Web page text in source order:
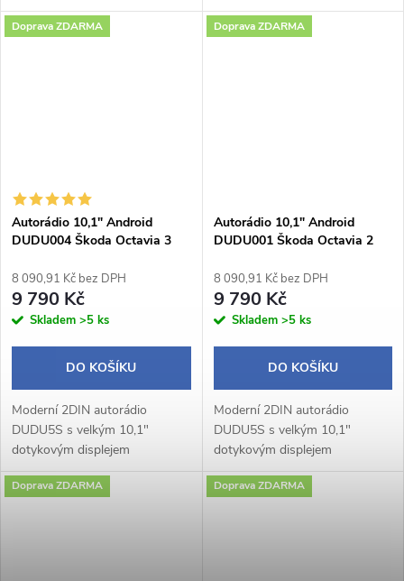
moderní výbavu včetně
bezdrátového Apple CarPlay a
moderní výbavu včetně
bezdrátového Apple CarPlay a
Doprava ZDARMA
Autorádio 10,1" Android
DUDU004 Škoda Octavia 3
8 090,91 Kč bez DPH
9 790 Kč
Skladem >5 ks
DO KOŠÍKU
Moderní 2DIN autorádio
DUDU5S s velkým 10,1"
dotykovým displejem
1280×720 px a praktickým
otočným potenciometrem
Doprava ZDARMA
Autorádio 10,1" Android
DUDU001 Škoda Octavia 2
8 090,91 Kč bez DPH
9 790 Kč
Skladem >5 ks
DO KOŠÍKU
Moderní 2DIN autorádio
DUDU5S s velkým 10,1"
dotykovým displejem
1280×720 px a praktickým
otočným potenciometrem
Doprava ZDARMA Doprava ZDARMA